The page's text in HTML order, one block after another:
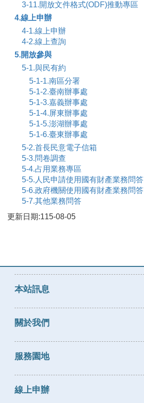
3-11.開放文件格式(ODF)推動專區
4.線上申辦
4-1.線上申辦
4-2.線上查詢
5.開放參與
5-1.與民有約
5-1-1.南區分署
5-1-2.臺南辦事處
5-1-3.嘉義辦事處
5-1-4.屏東辦事處
5-1-5.澎湖辦事處
5-1-6.臺東辦事處
5-2.首長民意電子信箱
5-3.問卷調查
5-4.占用業務專區
5-5.人民申請使用國有財產業務問答
5-6.政府機關使用國有財產業務問答
5-7.其他業務問答
更新日期:115-08-05
本站訊息
關於我們
服務園地
線上申辦